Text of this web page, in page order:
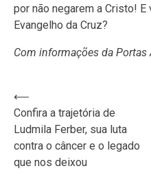
por não negarem a Cristo!
Evangelho da Cruz?
Com informações da Portas
Navegação
de
Post
⟵
Confira a trajetória de
Ludmila Ferber, sua luta
contra o câncer e o legado
que nos deixou